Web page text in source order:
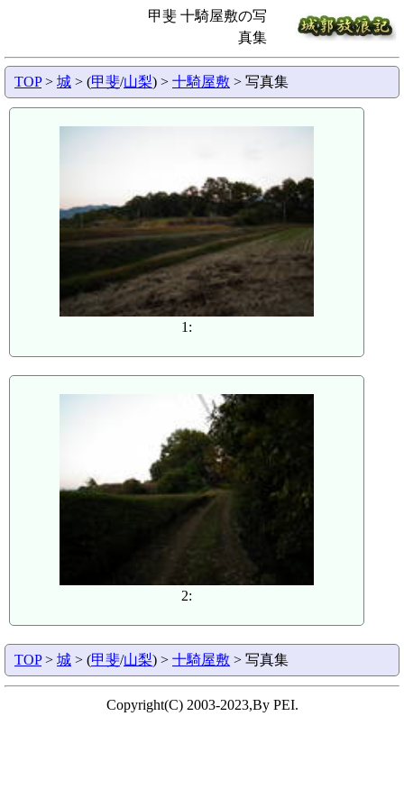
甲斐 十騎屋敷の写
真集
TOP> 城 > (甲斐/山梨) > 十騎屋敷 > 写真集
1:
2:
TOP> 城 > (甲斐/山梨) > 十騎屋敷 > 写真集
Copyright(C) 2003-2023,By PEI.